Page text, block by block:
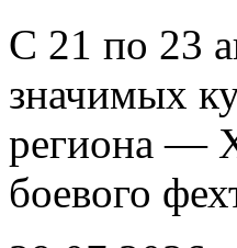
С 21 по 23
значимых
региона —
боевого